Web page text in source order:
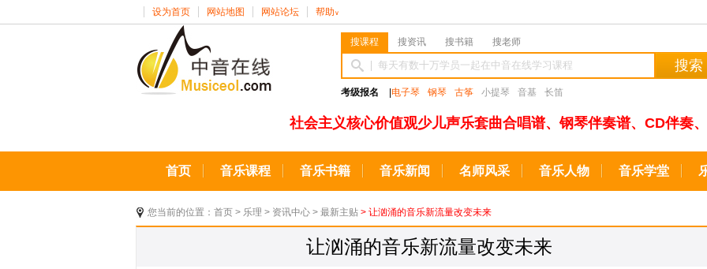
设为首页 网站地图 网站论坛 帮助 ∨
搜课程 搜资讯 搜书籍 搜老师
搜索
考级报名 电子琴 钢琴 古筝 小提琴 音基 长笛
社会主义核心价值观少儿声乐套曲合唱谱、钢琴伴奏谱、CD伴奏
首页 音乐课程 音乐书籍 音乐新闻 名师风采 音乐人物 音乐学堂
您当前的位置： 首页 > 乐理 > 资讯中心 > 最新主贴 > 让汹涌的音乐新流量改变未来
让汹涌的音乐新流量改变未来